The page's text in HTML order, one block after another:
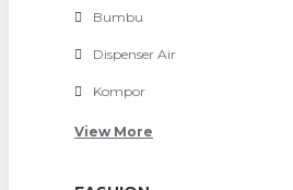
Bumbu
Dispenser Air
Kompor
View More